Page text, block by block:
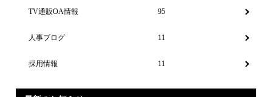
TV通販OA情報 95
人事ブログ 11
採用情報 11